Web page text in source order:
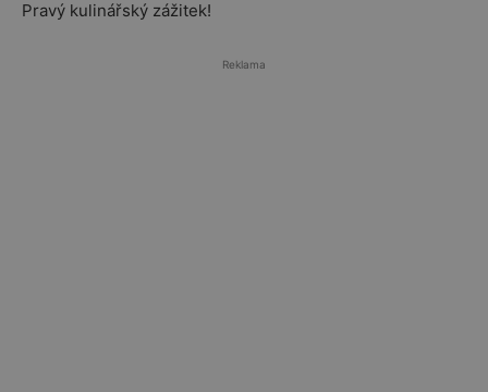
Pravý kulinářský zážitek!
Reklama